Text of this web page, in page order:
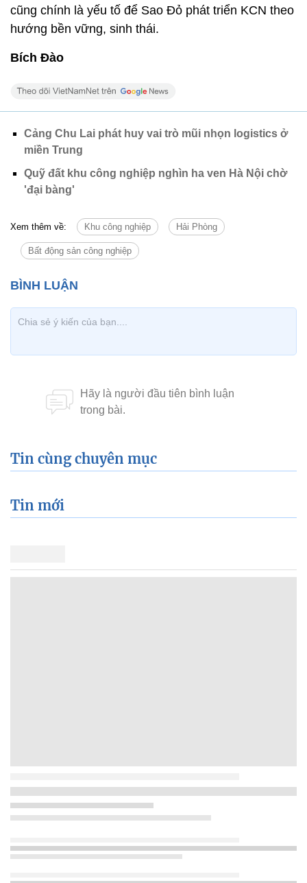
cũng chính là yếu tố để Sao Đỏ phát triển KCN theo
hướng bền vững, sinh thái.
Bích Đào
Cảng Chu Lai phát huy vai trò mũi nhọn logistics ở
miền Trung
Quỹ đất khu công nghiệp nghìn ha ven Hà Nội chờ
'đại bàng'
Xem thêm về: Khu công nghiệp Hải Phòng
Bất động sản công nghiệp
Tin cùng chuyên mục
Tin mới